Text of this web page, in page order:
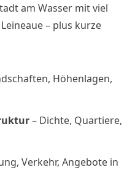
am Wasser mit viel
– plus kurze
Höhenlagen,
– Dichte, Quartiere,
Verkehr, Angebote in